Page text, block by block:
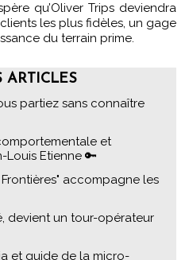
qu’Oliver Trips deviendra
les plus fidèles, un gage
du terrain prime.
ARTICLES
partiez sans connaître
et
Etienne 🔑
accompagne les
devient un tour-opérateur
et guide de la micro-